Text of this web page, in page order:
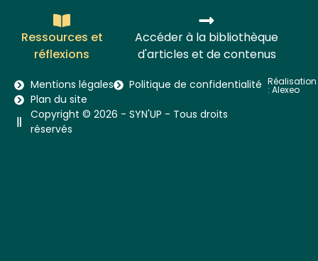
Ressources et
réflexions
Accéder à la bibliothèque
d'articles et de contenus
Réalisation
: Alexeo
Mentions légales
Politique de confidentialité
Plan du site
Copyright © 2026 - SYN'UP - Tous droits
réservés​